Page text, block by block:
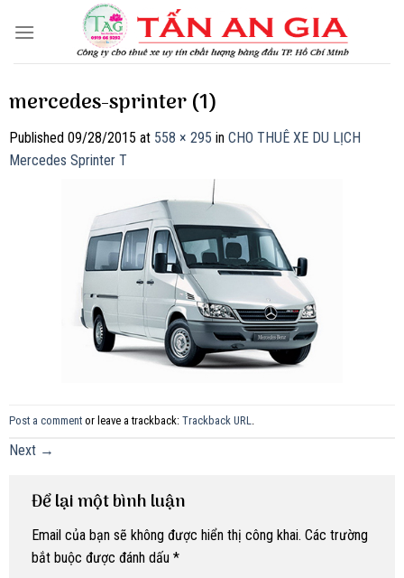
mercedes-sprinter (1)
Published 09/28/2015 at 558 × 295 in CHO THUÊ XE DU LỊCH
Mercedes Sprinter T
Post a comment or leave a trackback: Trackback URL
Next →
Để lại một bình luận
Email của bạn sẽ không được hiển thị công khai. Các trường
bắt buộc được đánh dấu *